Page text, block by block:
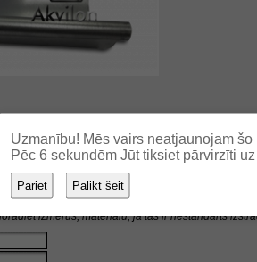
pasūtiet - izmantojot šo formu
izmērus, materiālu, ja tas ir nestandarts
Uzmanību! Mēs vairs neatjaunojam šo
Pēc 5 sekundēm Jūt tiksiet pārvirzīti
Pāriet Palikt šeit